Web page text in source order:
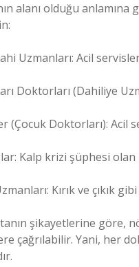
alanı olduğu
Uzmanları: Acil
Doktorları (Dahiliye
(Çocuk Doktorları): Acil
Kalp krizi şüphesi
Kırık ve çıkık
şikayetlerine göre,
çağrılabilir. Yani, her